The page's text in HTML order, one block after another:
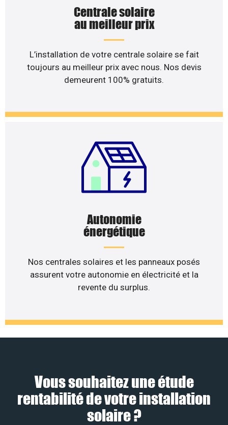
Centrale solaire
au meilleur prix
L’installation de votre centrale solaire se fait
toujours au meilleur prix avec nous. Nos devis
demeurent 100% gratuits.
Autonomie
énergétique
Nos centrales solaires et les panneaux posés
assurent votre autonomie en électricité et la
revente du surplus.
Vous souhaitez une étude
rentabilité de votre installation
solaire ?